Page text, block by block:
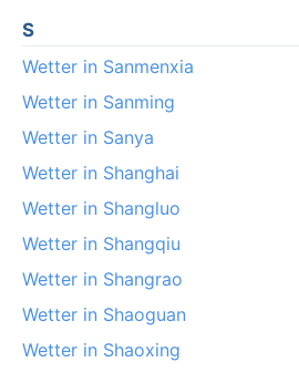
S
Wetter in Sanmenxia
Wetter in Sanming
Wetter in Sanya
Wetter in Shanghai
Wetter in Shangluo
Wetter in Shangqiu
Wetter in Shangrao
Wetter in Shaoguan
Wetter in Shaoxing